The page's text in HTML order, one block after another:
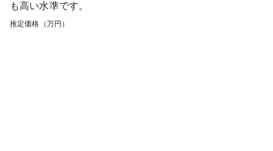
も高い水準です。
推定価格（万円）